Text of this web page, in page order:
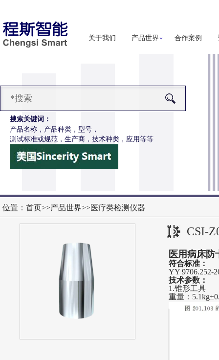
关于我们 产品世界 合作案例
搜索关键词：
产品名称，产品种类，型号，
测试标准或规范，生产商，技术种类，应用等等
位置： 首页>>产品世界>>医疗类检测仪器
CSI-
医用病床防
符合标准：
YY 9706.252-
技术参数：
1.锥形工具
重量：